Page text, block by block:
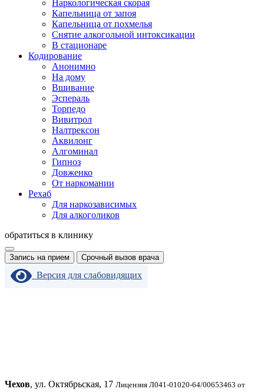
Наркологическая скорая
Капельница от запоя
Капельница от похмелья
Снятие алкогольной интоксикации
В стационаре
Кодирование
Анонимно
На дому
Вшивание
Эспераль
Торпедо
Вивитрол
Налтрексон
Аквилонг
Алгоминал
Гипноз
Довженко
От наркомании
Рехаб
Для наркозависимых
Для алкоголиков
обратиться в клинику
Запись на прием Срочный вызов врача
Версия для слабовидящих
Чехов, ул. Октябрьская, 17 Лицензия Л041-01020-64/00653463 от